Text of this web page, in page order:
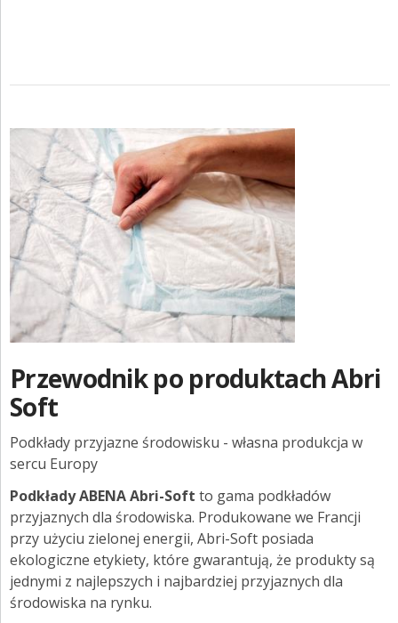
Przewodnik po produktach Abri
Soft
Podkłady przyjazne środowisku - własna produkcja w
sercu Europy
Podkłady ABENA Abri-Soft to gama podkładów
przyjaznych dla środowiska. Produkowane we Francji
przy użyciu zielonej energii, Abri-Soft posiada
ekologiczne etykiety, które gwarantują, że produkty są
jednymi z najlepszych i najbardziej przyjaznych dla
środowiska na rynku.